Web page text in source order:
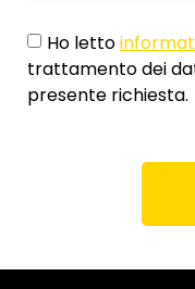
Ho letto
trattamento dei
presente richiesta.